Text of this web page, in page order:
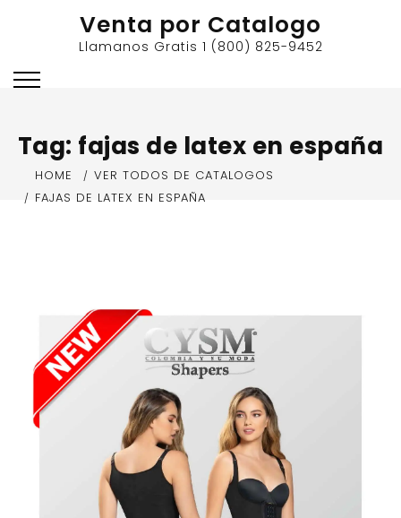
Venta por Catalogo
Llamanos Gratis 1 (800) 825-9452
Tag: fajas de latex en españa
HOME
VER TODOS DE CATALOGOS
FAJAS DE LATEX EN ESPAÑA